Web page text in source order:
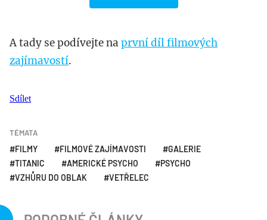
A tady se podívejte na první díl filmových
zajímavostí.
Sdílet
TÉMATA
FILMY FILMOVÉ ZAJÍMAVOSTI
GALERIE
TITANIC
AMERICKÉ PSYCHO
PSYCHO
VZHŮRU DO OBLAK
VETŘELEC